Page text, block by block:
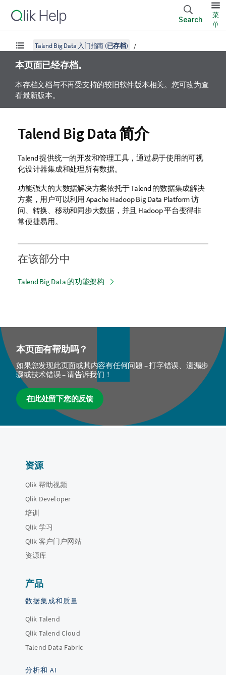
Search
菜
单
Talend Big Data 入门指南 (已存档)
本页面已经存档。
本存档文档与不再受支持的较旧软件版本相关。您可改为查
看最新版本。
Talend Big Data简介
Talend提供统一的开发和管理工具，通过易于使用的可视
化设计器集成和处理所有数据。
功能强大的大数据解决方案依托于Talend 的数据集成解决
方案，用户可以利用 Apache Hadoop Big Data Platform 访
问、转换、移动和同步大数据，并且 Hadoop 平台变得非
常便捷易用。
在该部分中
Talend Big Data 的功能架构
本页面有帮助吗？
如果您发现此页面或其内容有任何问题 – 打字错误、遗漏步
骤或技术错误 – 请告诉我们！
在此处留下您的反馈
资源
Qlik 帮助视频
Qlik Developer
培训
Qlik 学习
Qlik 客户门户网站
资源库
产品
数据集成和质量
Qlik Talend
Qlik Talend Cloud
Talend Data Fabric
分析和 AI